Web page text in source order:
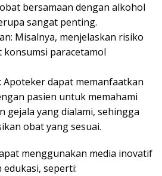
bersamaan dengan alkohol
sangat penting.
Misalnya, menjelaskan risiko
paracetamol
Apoteker dapat memanfaatkan
pasien untuk memahami
gejala yang dialami, sehingga
obat yang sesuai.
menggunakan media inovatif
seperti: